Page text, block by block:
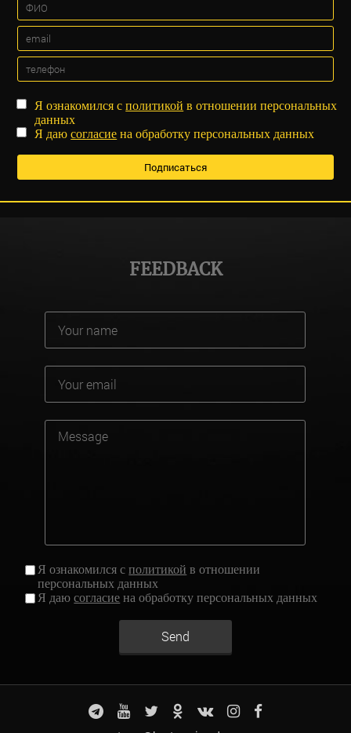
Я ознакомился сполитикой в отношении персональных
данных
Я даюсогласие на обработку персональных данных
FEEDBACK
Я ознакомился сполитикой в отношении
персональных данных
Я даюсогласие на обработку персональных данных
Send